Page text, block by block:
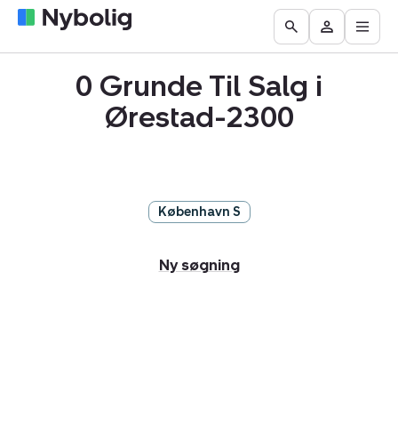
Boliger
til
Find
mægler
Få
vurderet
bolig
Go
to
the
Search
page
Besøg
Mit
Åbn
0 Grunde Til Salg i
Ørestad-2300
København S
Ny søgning